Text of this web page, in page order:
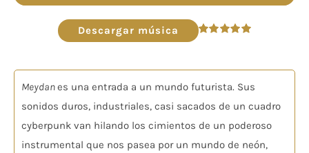
de
audio
Descargar música
Meydanes una entrada a un mundo futurista. Sus
sonidos duros, industriales, casi sacados de un cuadro
cyberpunk van hilando los cimientos de un poderoso
instrumental que nos pasea por un mundo de neón,